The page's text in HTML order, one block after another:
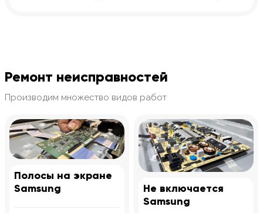
Ремонт неисправностей
Производим множество видов работ
Полосы на экране
Samsung
Не включается
Samsung